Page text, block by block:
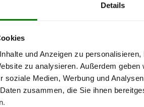
Details
und Anzeigen zu
zu analysieren. Außerdem
soziale Medien, Werbung und
zusammen, die Sie ihnen
kostenlose